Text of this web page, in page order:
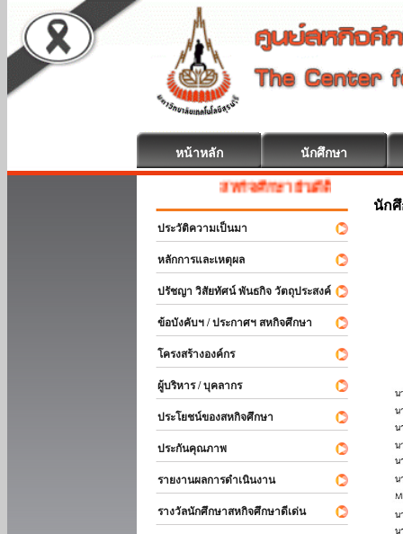
หน้าหลัก นักศึกษา
สหกิจศึกษา ยินดีต้อนรับ
ประวัติความเป็นมา
หลักการและเหตุผล
ปรัชญา วิสัยทัศน์ พันธกิจ วัตถุประสงค์
ข้อบังคับฯ / ประกาศฯ สหกิจศึกษา
โครงสร้างองค์กร
ผู้บริหาร / บุคลากร
ประโยชน์ของสหกิจศึกษา
ประกันคุณภาพ
รายงานผลการดำเนินงาน
รางวัลนักศึกษาสหกิจศึกษาดีเด่น
นัก